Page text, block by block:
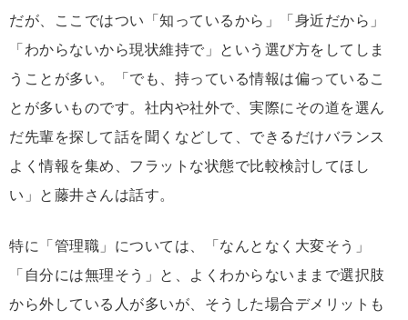
だが、ここではつい「知っているから」「身近だから」
「わからないから現状維持で」という選び方をしてしま
うことが多い。「でも、持っている情報は偏っているこ
とが多いものです。社内や社外で、実際にその道を選ん
だ先輩を探して話を聞くなどして、できるだけバランス
よく情報を集め、フラットな状態で比較検討してほし
い」と藤井さんは話す。
特に「管理職」については、「なんとなく大変そう」
「自分には無理そう」と、よくわからないままで選択肢
から外している人が多いが、そうした場合デメリットも